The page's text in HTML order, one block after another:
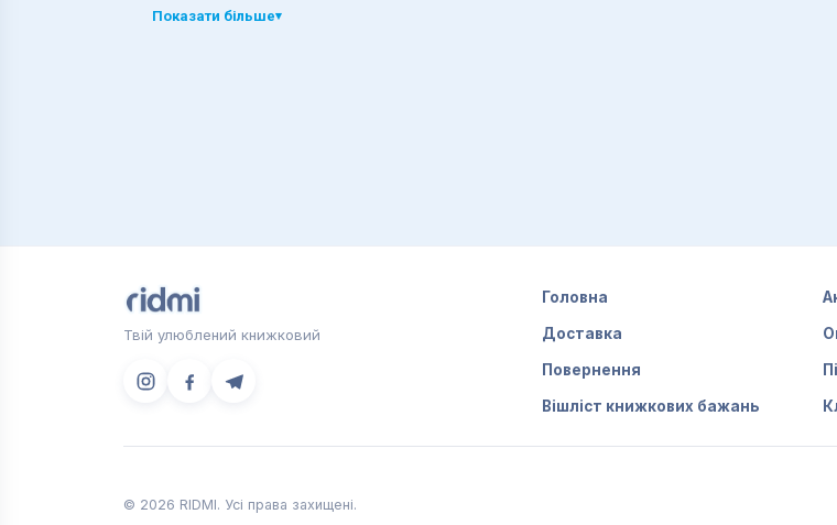
викликаються нервовими розладами. Сучасні книги з психосоматики містять
Показати більше▾
Твій улюблений книжковий
Головна
Доставка
Повернення
Вішліст книжкових бажань
© 2026 RIDMI. Усі права захищені.